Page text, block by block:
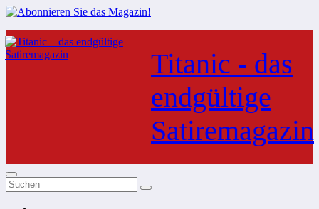
Zum
Inhalt
springen
Titanic - das
endgültige
Satiremagazin